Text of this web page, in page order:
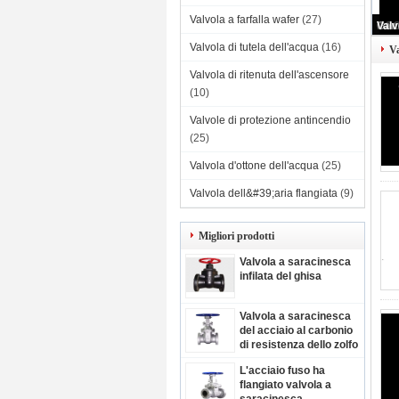
Valvola a farfalla wafer (27)
Valvola di tutela dell'acqua (16)
Valvola di ritenuta dell'ascensore
(10)
Valvole di protezione antincendio
(25)
Valvola d'ottone dell'acqua (25)
Valvola dell&#39;aria flangiata (9)
Migliori prodotti
Valvola a saracinesca
infilata del ghisa
Valvola a saracinesca
del acciaio al carbonio
di resistenza dello zolfo
L'acciaio fuso ha
flangiato valvola a